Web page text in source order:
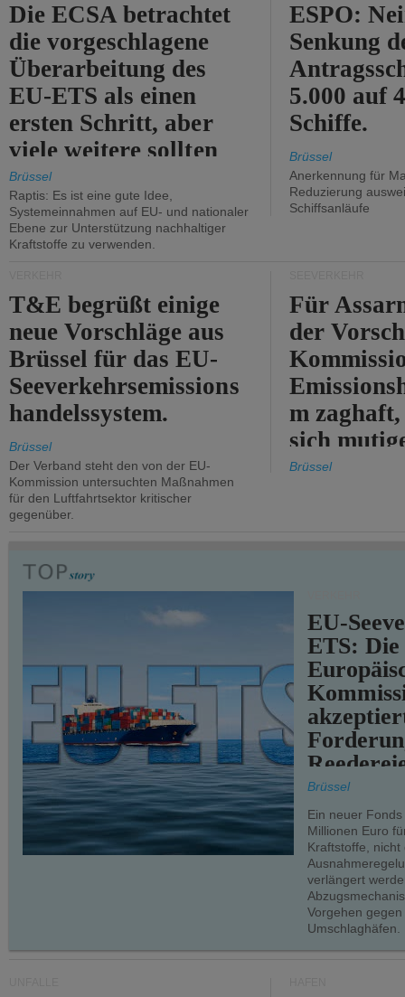
Die ECSA betrachtet
die vorgeschlagene
Überarbeitung des
EU-ETS als einen
ersten Schritt, aber
viele weitere sollten
folgen.
Brüssel
Raptis: Es ist eine gute Idee,
Systemeinnahmen auf EU- und nationaler
Ebene zur Unterstützung nachhaltiger
Kraftstoffe zu verwenden.
ESPO:
Senkung
5.000 auf
Schiffe.
Brüssel
Anerkennung für
Reduzierung
Schiffsanläufe
T&E begrüßt einige
neue Vorschläge aus
Brüssel für das EU-
Seeverkehrsemissions
handelssystem.
Brüssel
Der Verband steht den von der EU-
Kommission untersuchten Maßnahmen
für den Luftfahrtsektor kritischer
gegenüber.
Für
der
m
sich
Brüssel
EU-
ETS: Die
teilweise.
Brüssel
Ein neuer
Millionen Euro
Kraftstoffe, nicht
verlängert
Vorgehen
Umschlaghäfen.